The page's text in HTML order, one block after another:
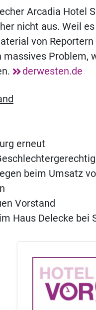
Arcadia Hotel
nicht aus. Weil
von
Problem,
derwesten.de
erneut
beim Umsatz
Vorstand
Haus Delecke bei